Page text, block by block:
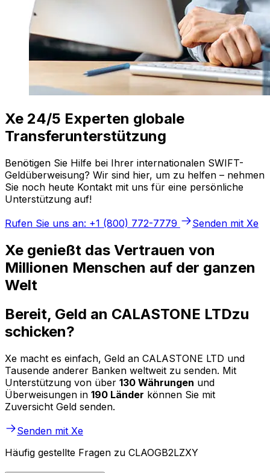
Xe 24/5 Experten globale
Transferunterstützung
Benötigen Sie Hilfe bei Ihrer internationalen SWIFT-
Geldüberweisung? Wir sind hier, um zu helfen – nehmen
Sie noch heute Kontakt mit uns für eine persönliche
Unterstützung auf!
Rufen Sie uns an: +1 (800) 772-7779
Senden mit Xe
Xe genießt das Vertrauen von
Millionen Menschen auf der ganzen
Welt
Bereit, Geld an CALASTONE LTDzu
schicken?
Xe macht es einfach, Geld an CALASTONE LTD und
Tausende anderer Banken weltweit zu senden. Mit
Unterstützung von über 130 Währungen und
Überweisungen in 190 Länder können Sie mit
Zuversicht Geld senden.
Senden mit Xe
Häufig gestellte Fragen zu CLAOGB2LZXY